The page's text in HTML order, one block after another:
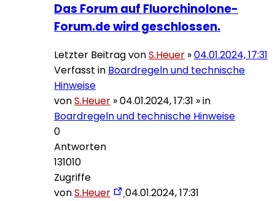
Das Forum auf Fluorchinolone-
Forum.de wird geschlossen.
Letzter Beitrag vonS.Heuer »04.01.2024, 17:31
Verfasst in Boardregeln und technische
Hinweise
vonS.Heuer »04.01.2024, 17:31 » in
Boardregeln und technische Hinweise
0
Antworten
131010
Zugriffe
vonS.Heuer 04.01.2024, 17:31